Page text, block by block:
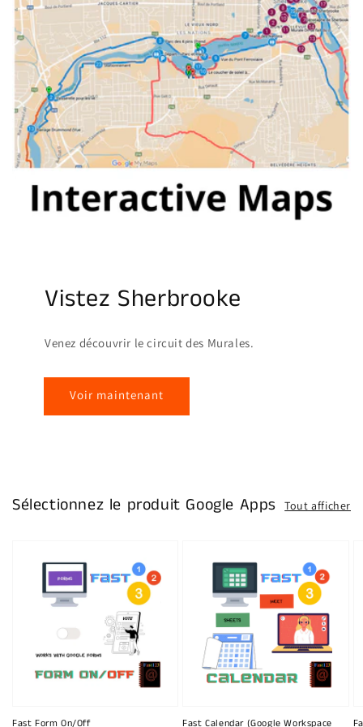
Vistez Sherbrooke
Venez découvrir le circuit des Murales.
Voir maintenant
Sélectionnez le produit Google Apps Tout afficher
Fast Form On/Off Fast Calendar (Google Workspace